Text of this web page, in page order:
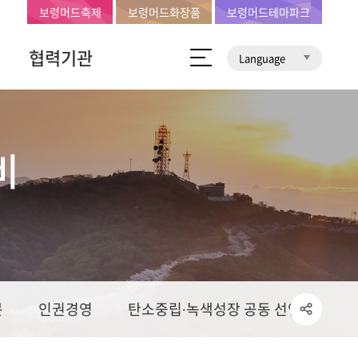
협력기관 Language
보령머드축제 보령머드화장품 보령머드테마파크
인권경영 탄소중립∙녹색성장 공동 선언문